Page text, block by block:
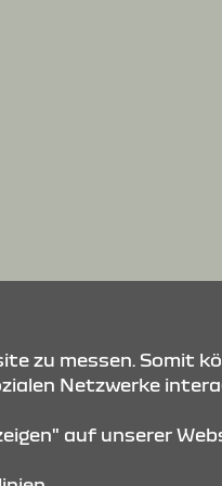
zu messen. Somit
Netzwerke
auf unserer